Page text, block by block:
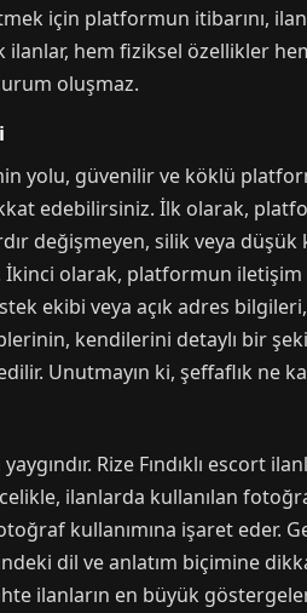
için platformun itibarını, ilan
ilanlar, hem fiziksel özellikler
oluşmaz.
yolu, güvenilir ve köklü
edebilirsiniz. İlk olarak,
değişmeyen, silik veya
olarak, platformun iletişim
ekibi veya açık adres
kendilerini detaylı bir
Unutmayın ki, şeffaflık ne
Rize Fındıklı escort
ilanlarda kullanılan
kullanımına işaret eder.
dil ve anlatım biçimine
ilanların en büyük